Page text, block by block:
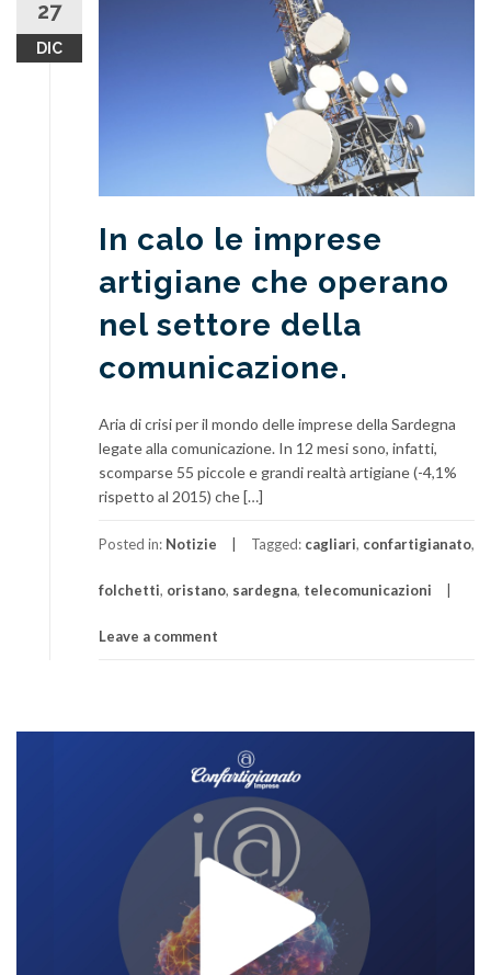
27
DIC
In calo le imprese
artigiane che operano
nel settore della
comunicazione.
Aria di crisi per il mondo delle imprese della Sardegna
legate alla comunicazione. In 12 mesi sono, infatti,
scomparse 55 piccole e grandi realtà artigiane (-4,1%
rispetto al 2015) che […]
Posted in: Notizie Tagged: cagliari, confartigianato,
folchetti, oristano, sardegna, telecomunicazioni
Leave a comment